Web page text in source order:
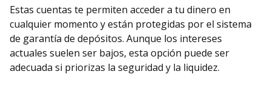
Estas cuentas te permiten acceder a tu dinero en
cualquier momento y están protegidas por el sistema
de garantía de depósitos. Aunque los intereses
actuales suelen ser bajos, esta opción puede ser
adecuada si priorizas la seguridad y la liquidez.